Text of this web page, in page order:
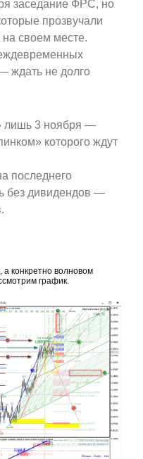
заседание ФРС, но
прозвучали
своем месте.
ждать не долго
лишь 3 ноября —
которого ждут
последнего
без дивидендов —
а конкретно волновом
график.